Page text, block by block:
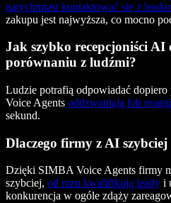
natychmiast kontaktować się z
zakupu jest najwyższa, co mocno
Jak szybko recepcjoniści
porównaniu z ludźmi?
Ludzie potrafią odpowiadać
Voice Agents oddzwaniają lub
sekund.
Dlaczego firmy z AI
Dzięki SIMBA Voice Agents firmy
szybciej, od razu kwalifikują leady i
konkurencja w ogóle zdąży